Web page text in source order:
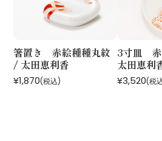
箸置き 赤絵種種丸紋
/ 太田恵利香
¥1,870(税込)
3寸皿 赤
太田恵利
¥3,520(税